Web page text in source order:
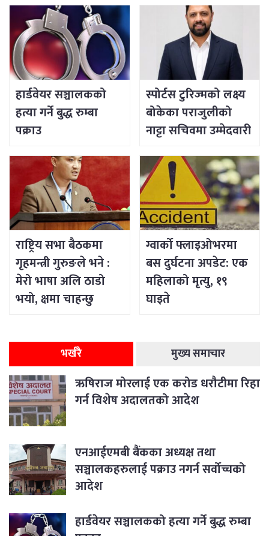
हार्डवेयर सञ्चालकको
हत्या गर्ने बुद्ध रुम्बा
पक्राउ
स्पोर्टस टुरिज्मको लक्ष्य
बोकेका पराजुलीको
नाट्टा सचिवमा उम्मेदवारी
राष्ट्रिय सभा बैठकमा
गृहमन्त्री गुरुङले भने :
मेरो भाषा अलि ठाडो
भयो, क्षमा चाहन्छु
ग्वार्को फ्लाइओभरमा
बस दुर्घटना अपडेट: एक
महिलाको मृत्यु, १९
घाइते
भर्खरै मुख्य समाचार
ऋषिराज मोरलाई एक करोड धरौटीमा रिहा
गर्न विशेष अदालतको आदेश
एनआईएमबी बैंकका अध्यक्ष तथा
सञ्चालकहरुलाई पक्राउ नगर्न सर्वोच्चको
आदेश
हार्डवेयर सञ्चालकको हत्या गर्ने बुद्ध रुम्बा